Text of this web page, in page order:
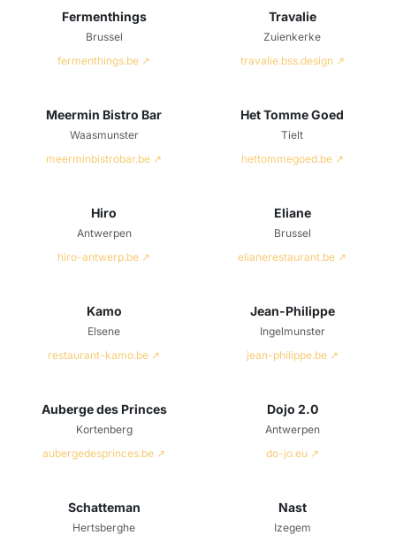
Fermenthings
Brussel
fermenthings.be ↗
Travalie
Zuienkerke
travalie.bss.design ↗
Meermin Bistro Bar
Waasmunster
meerminbistrobar.be ↗
Het Tomme Goed
Tielt
hettommegoed.be ↗
Hiro
Antwerpen
hiro-antwerp.be ↗
Eliane
Brussel
elianerestaurant.be ↗
Kamo
Elsene
restaurant-kamo.be ↗
Jean-Philippe
Ingelmunster
jean-philippe.be ↗
Auberge des Princes
Kortenberg
aubergedesprinces.be ↗
Dojo 2.0
Antwerpen
do-jo.eu ↗
Schatteman
Hertsberghe
Nast
Izegem